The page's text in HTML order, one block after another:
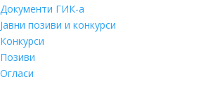
Документи ГИК-а
Јавни позиви и конкурси
Конкурси
Позиви
Огласи